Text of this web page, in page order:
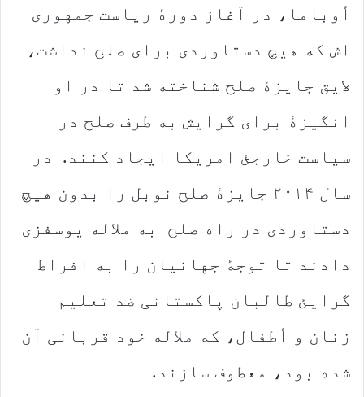
أوباما، در آغاز دورهٔ ریاست جمهوری
اش که هیچ دستاوردی برای صلح نداشت،
لایق جایزهٔ صلح شناخته شد تا در او
انگیزهٔ برای گرایش به طرف صلح در
سیاست خارجئ امریکا ایجاد کنند. در
سال ۲۰۱۴ جایزهٔ صلح نوبل را بدون هیچ
دستاوردی در راه صلح به ملاله یوسفزی
دادند تا توجهٔ جهانیان را به افراط
گرایئ طالبان پاکستانی ضد تعلیم
زنان و أطفال، که ملاله خود قربانی آن
شده بود، معطوف سازند.